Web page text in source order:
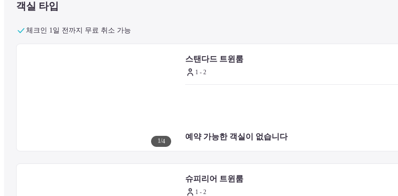
퍼스트 애비뉴 몰 - 0.2km
꼼타 - 0.3km
가장 가까운 주요 공항은 페낭 국제공항 (PEN)이며, 16.9km 거리에 있습니다.
객실 타입
체크인 1일 전까지 무료 취소 가능
1/4
스탠다드 트윈룸
1 - 2
예약 가능한 객실이 없습니다
슈피리어 트윈룸
1 - 2